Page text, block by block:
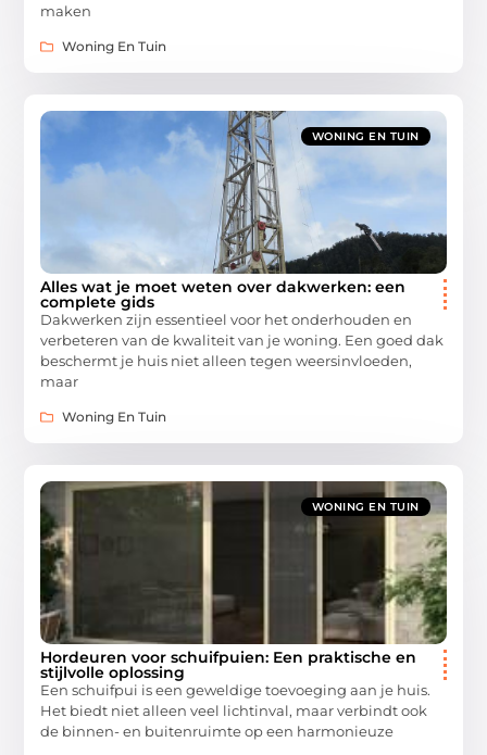
maken
Woning En Tuin
WONING EN TUIN
Alles wat je moet weten over dakwerken: een
complete gids
Dakwerken zijn essentieel voor het onderhouden en
verbeteren van de kwaliteit van je woning. Een goed dak
beschermt je huis niet alleen tegen weersinvloeden,
maar
Woning En Tuin
WONING EN TUIN
Hordeuren voor schuifpuien: Een praktische en
stijlvolle oplossing
Een schuifpui is een geweldige toevoeging aan je huis.
Het biedt niet alleen veel lichtinval, maar verbindt ook
de binnen- en buitenruimte op een harmonieuze